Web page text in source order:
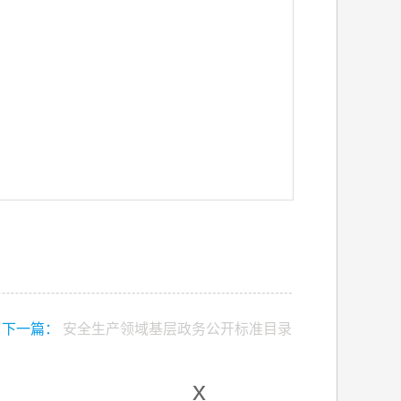
x
下一篇： 安全生产领域基层政务公开标准目录